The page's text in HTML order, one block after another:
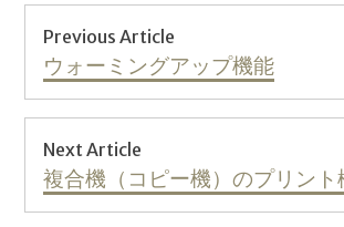
投
稿
ナ
ビ
Previous Article
Previous
post:
ウォーミングアップ機能
Next Article
Next
post:
複合機（コピー機）のプリント